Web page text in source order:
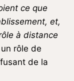
ce que
et,
à distance
rôle de
de la